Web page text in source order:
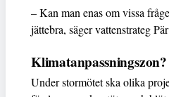
– Kan man enas om vissa
jättebra, säger vattenstrateg
Klimatanpassningszon?
Under stormötet ska olika